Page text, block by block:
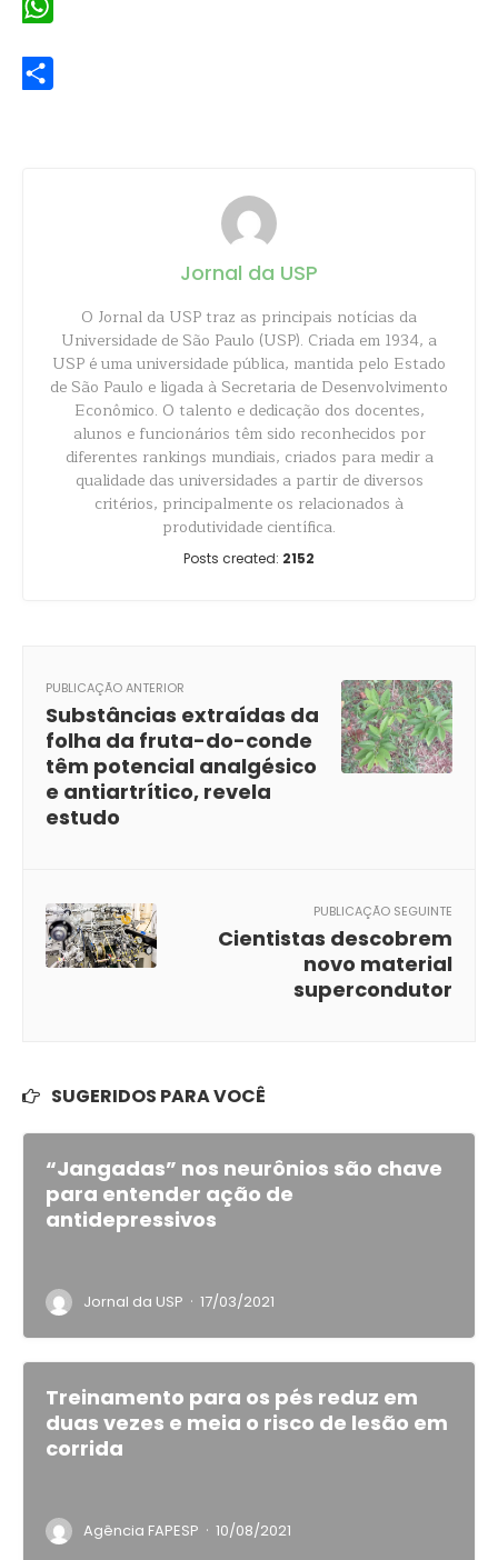
Jornal da USP
O Jornal da USP traz as principais notícias da
Universidade de São Paulo (USP). Criada em 1934, a
USP é uma universidade pública, mantida pelo Estado
de São Paulo e ligada à Secretaria de Desenvolvimento
Econômico. O talento e dedicação dos docentes,
alunos e funcionários têm sido reconhecidos por
diferentes rankings mundiais, criados para medir a
qualidade das universidades a partir de diversos
critérios, principalmente os relacionados à
produtividade científica.
Posts created: 2152
PUBLICAÇÃO ANTERIOR
Substâncias extraídas da
folha da fruta-do-conde
têm potencial analgésico
e antiartrítico, revela
estudo
PUBLICAÇÃO SEGUINTE
Cientistas descobrem
novo material
supercondutor
SUGERIDOS PARA VOCÊ
“Jangadas” nos neurônios são chave
para entender ação de
antidepressivos
Jornal da USP · 17/03/2021
Treinamento para os pés reduz em
duas vezes e meia o risco de lesão em
corrida
Agência FAPESP · 10/08/2021